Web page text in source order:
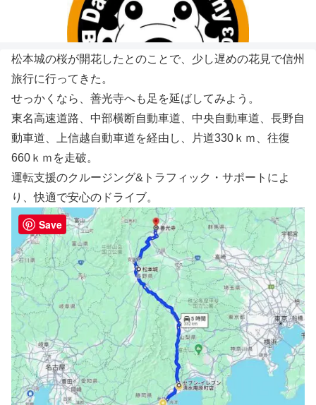
松本城の桜が開花したとのことで、少し遅めの花見で信州
旅行に行ってきた。
せっかくなら、善光寺へも足を延ばしてみよう。
東名高速道路、中部横断自動車道、中央自動車道、長野自
動車道、上信越自動車道を経由し、片道330ｋｍ、往復
660ｋｍを走破。
運転支援のクルージング&トラフィック・サポートによ
り、快適で安心のドライブ。
Save